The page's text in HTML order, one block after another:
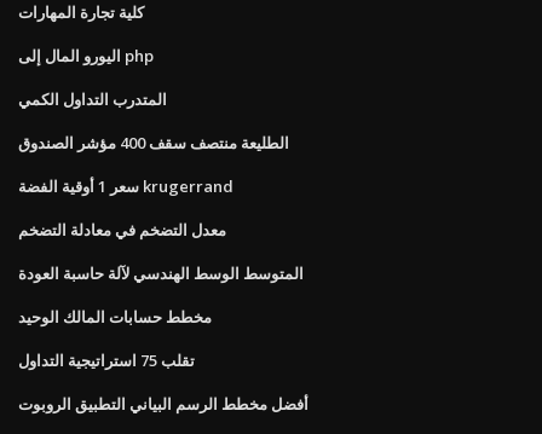
كلية تجارة المهارات
اليورو المال إلى php
المتدرب التداول الكمي
الطليعة منتصف سقف 400 مؤشر الصندوق
سعر 1 أوقية الفضة krugerrand
معدل التضخم في معادلة التضخم
المتوسط ​​الوسط الهندسي لآلة حاسبة العودة
مخطط حسابات المالك الوحيد
تقلب 75 استراتيجية التداول
أفضل مخطط الرسم البياني التطبيق الروبوت